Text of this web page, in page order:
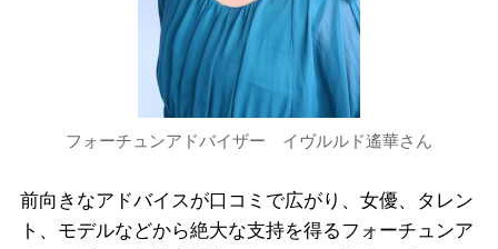
フォーチュンアドバイザー イヴルルド遙華さん
前向きなアドバイスが口コミで広がり、女優、タレン
ト、モデルなどから絶大な支持を得るフォーチュンア